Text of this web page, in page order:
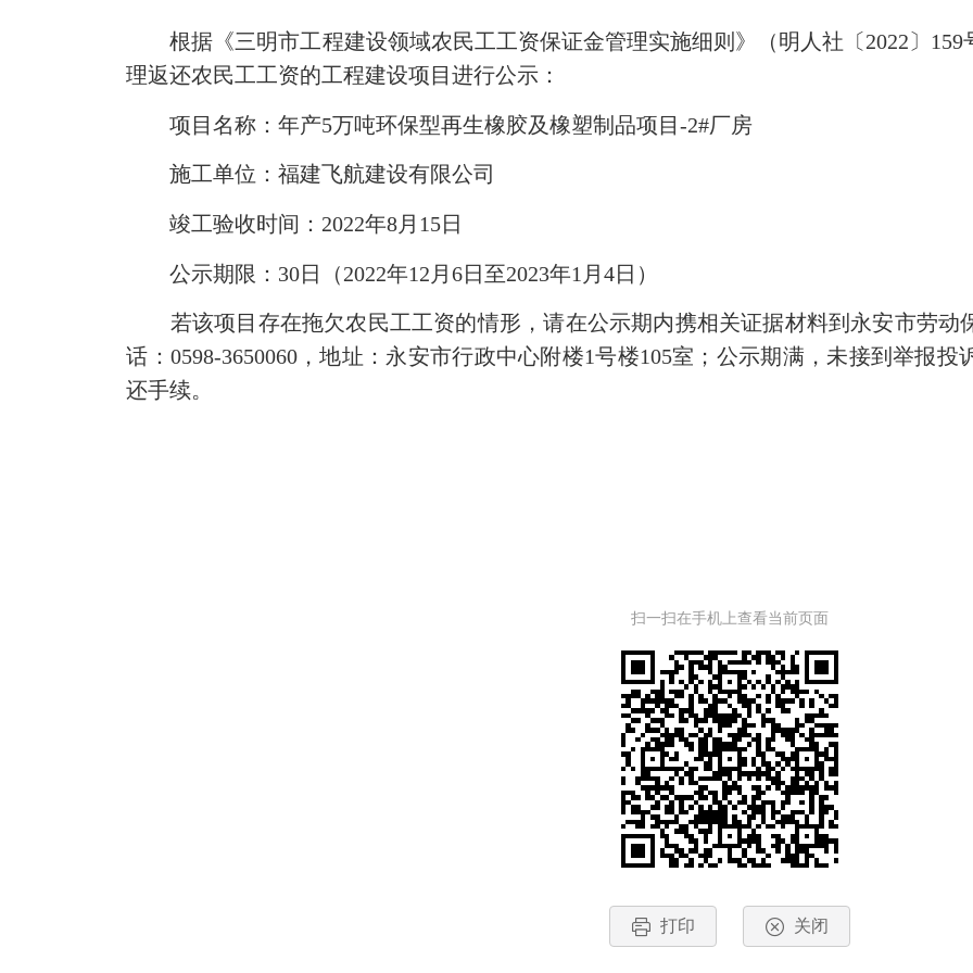
根据《三明市工程建设领域农民工工资保证金管理实施细则》（明人社〔2022〕159
理返还农民工工资的工程建设项目进行公示：
项目名称：年产5万吨环保型再生橡胶及橡塑制品项目-2#厂房
施工单位：福建飞航建设有限公司
竣工验收时间：2022年8月15日
公示期限：30日（2022年12月6日至2023年1月4日）
若该项目存在拖欠农民工工资的情形，请在公示期内携相关证据材料到永安市劳动
话：0598-3650060，地址：永安市行政中心附楼1号楼105室；公示期满，未接到举报
还手续。
扫一扫在手机上查看当前页面
打印 关闭